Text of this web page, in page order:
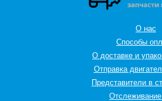
О нас
Способы
О доставке и
Отправка
Представители в
Oтслеживание